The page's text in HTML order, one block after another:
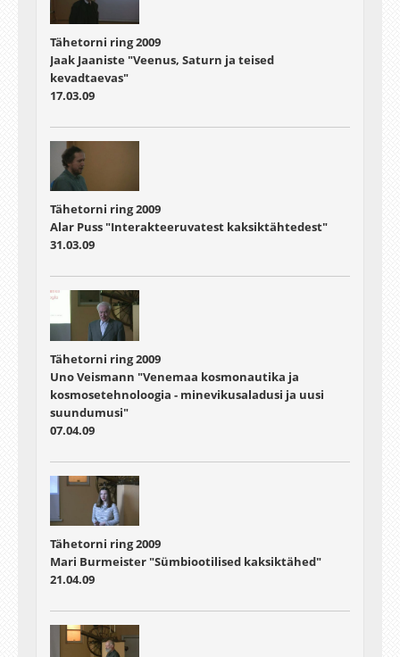
Tähetorni ring 2009
Jaak Jaaniste "Veenus, Saturn ja teised
kevadtaevas"
17.03.09
Tähetorni ring 2009
Alar Puss "Interakteeruvatest kaksiktähtedest"
31.03.09
Tähetorni ring 2009
Uno Veismann "Venemaa kosmonautika ja
kosmosetehnoloogia - minevikusaladusi ja uusi
suundumusi"
07.04.09
Tähetorni ring 2009
Mari Burmeister "Sümbiootilised kaksiktähed"
21.04.09